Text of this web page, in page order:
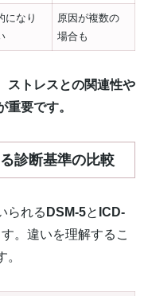
になり
原因が複数の
場合も
ストレスとの関連性や
要です。
診断基準の比較
られる DSM-5と ICD-
。違いを理解するこ